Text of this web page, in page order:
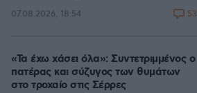
07.08.2026, 18:54 53
«Τα έχω χάσει όλα»: Συντετριμμένος ο
πατέρας και σύζυγος των θυμάτων
στο τροχαίο στις Σέρρες